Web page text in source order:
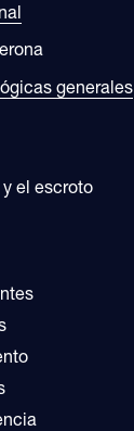
generales
el escroto